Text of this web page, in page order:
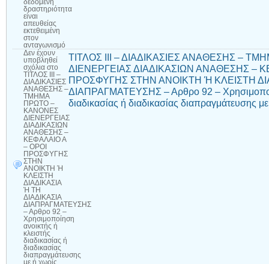
δεδομένη
δραστηριότητα
είναι
απευθείας
εκτεθειμένη
στον
ανταγωνισμό
Δεν έχουν
υποβληθεί
σχόλια στο
ΤΙΤΛΟΣ ΙΙΙ –
ΔΙΑΔΙΚΑΣΙΕΣ
ΑΝΑΘΕΣΗΣ –
ΤΜΗΜΑ
ΠΡΩΤΟ –
ΚΑΝΟΝΕΣ
ΔΙΕΝΕΡΓΕΙΑΣ
ΔΙΑΔΙΚΑΣΙΩΝ
ΑΝΑΘΕΣΗΣ –
ΚΕΦΑΛΑΙΟ Α
– ΟΡΟΙ
ΠΡΟΣΦΥΓΗΣ
ΣΤΗΝ
ΑΝΟΙΚΤΗ Ή
ΚΛΕΙΣΤΗ
ΔΙΑΔΙΚΑΣΙΑ
Ή ΤΗ
ΔΙΑΔΙΚΑΣΙΑ
ΔΙΑΠΡΑΓΜΑΤΕΥΣΗΣ
– Αρθρο 92 –
Χρησιμοποίηση
ανοικτής ή
κλειστής
διαδικασίας ή
διαδικασίας
διαπραγμάτευσης
με ή χωρίς
ΤΙΤΛΟΣ ΙΙΙ – ΔΙΑΔΙΚΑΣΙΕΣ ΑΝΑΘΕΣΗΣ –
ΔΙΕΝΕΡΓΕΙΑΣ ΔΙΑΔΙΚΑΣΙΩΝ ΑΝΑΘΕΣΗΣ –
ΠΡΟΣΦΥΓΗΣ ΣΤΗΝ ΑΝΟΙΚΤΗ Ή ΚΛΕΙΣΤΗ
ΔΙΑΠΡΑΓΜΑΤΕΥΣΗΣ – Αρθρο 92 –
διαδικασίας ή διαδικασίας διαπραγμάτευσης